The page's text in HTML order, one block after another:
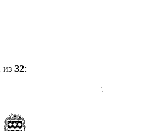
из 32: